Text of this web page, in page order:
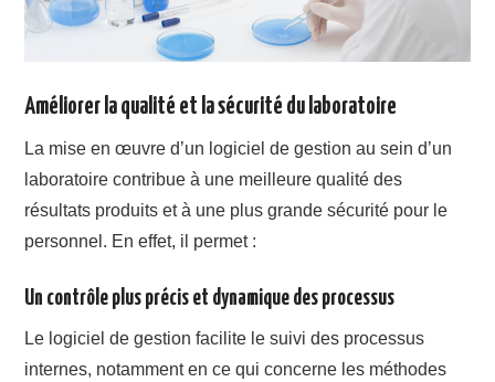
Améliorer la qualité et la sécurité du laboratoire
La mise en œuvre d’un logiciel de gestion au sein d’un
laboratoire contribue à une meilleure qualité des
résultats produits et à une plus grande sécurité pour le
personnel. En effet, il permet :
Un contrôle plus précis et dynamique des processus
Le logiciel de gestion facilite le suivi des processus
internes, notamment en ce qui concerne les méthodes